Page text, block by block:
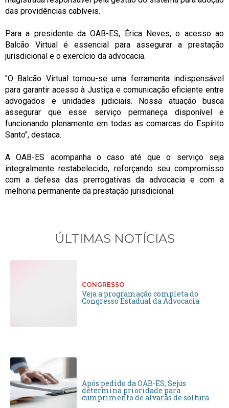
das providências cabíveis.
Para a presidente da OAB-ES, Érica Neves, o acesso ao
Balcão Virtual é essencial para assegurar a prestação
jurisdicional e o exercício da advocacia.
"O Balcão Virtual tornou-se uma ferramenta indispensável
para garantir acesso à Justiça e comunicação eficiente entre
advogados e unidades judiciais. Nossa atuação busca
assegurar que esse serviço permaneça disponível e
funcionando plenamente em todas as comarcas do Espírito
Santo", destaca.
A OAB-ES acompanha o caso até que o serviço seja
integralmente restabelecido, reforçando seu compromisso
com a defesa das prerrogativas da advocacia e com a
melhoria permanente da prestação jurisdicional.
ÚLTIMAS NOTÍCIAS
CONGRESSO
Veja a programação completa do
Congresso Estadual da Advocacia
Após pedido da OAB-ES, Sejus
determina prioridade para
cumprimento de alvarás de soltura